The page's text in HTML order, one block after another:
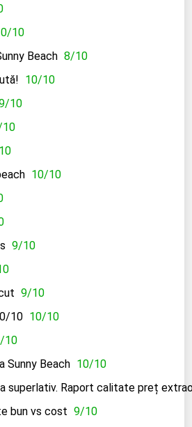
10
Beach 8/10
10/10
10
10
10/10
9/10
9/10
10 10/10
10
Sunny Beach 10/10
superlativ. Raport calitate preț
bun vs cost 9/10